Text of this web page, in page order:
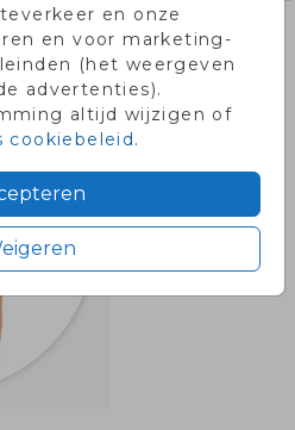
en onze
en voor marketing-
(het weergeven
advertenties).
altijd wijzigen of
cookiebeleid.
dit ook leuk!